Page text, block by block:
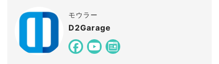
モウラー
D2Garage